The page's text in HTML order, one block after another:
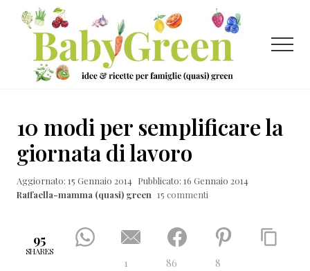
Menu
Passa
contenuto
principale
Passa
laterale
primaria
Passa
ricette
per
famiglie
Menu
10 modi per semplificare la
giornata di lavoro
Aggiornato: 15 Gennaio 2014 Pubblicato: 16 Gennaio 2014
Raffaella-mamma (quasi) green 15 commenti
95
SHARES
1 86 8